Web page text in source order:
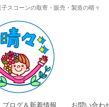
スコーンの取寄・販売・製造の晴々
ブログ＆新着情報 お問い合わ